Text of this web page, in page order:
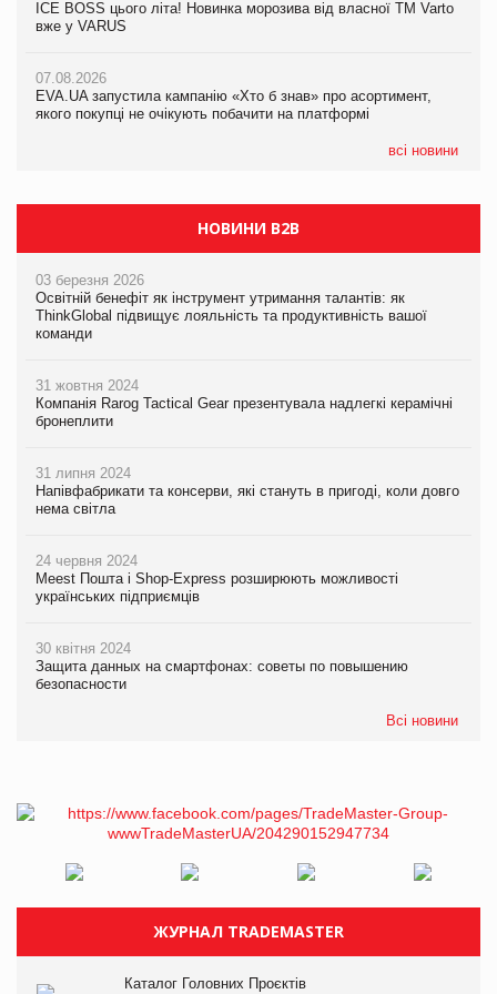
ICE BOSS цього літа! Новинка морозива від власної ТМ Varto
вже у VARUS
07.08.2026
EVA.UA запустила кампанію «Хто б знав» про асортимент,
якого покупці не очікують побачити на платформі
всі новини
06.08.2026
Смачна новинка для хвостатих: у VARUS з’явилися паучі
05.08.2026
Мережа супермаркетів VARUS купує мережу магазинів
НОВИНИ B2B
03 березня 2026
Освітній бенефіт як інструмент утримання талантів: як
ThinkGlobal підвищує лояльність та продуктивність вашої
команди
31 жовтня 2024
Компанія Rarog Tactical Gear презентувала надлегкі керамічні
бронеплити
31 липня 2024
Напівфабрикати та консерви, які стануть в пригоді, коли довго
нема світла
24 червня 2024
Meest Пошта і Shop-Express розширюють можливості
українських підприємців
30 квітня 2024
Защита данных на смартфонах: советы по повышению
безопасности
Всі новини
ЖУРНАЛ TRADEMASTER
Каталог Головних Проєктів